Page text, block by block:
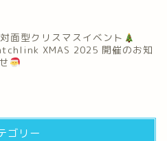
対面型クリスマスイベント
XMAS 2025 開催のお知
ゴリー